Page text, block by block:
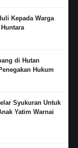
Kepada Warga
di Hutan
Hukum
Syukuran Untuk
Yatim Warnai